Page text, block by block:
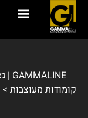
GAMMALINE | גאמה ליין - רהיטי יוקרה
קומודות מעוצבות >